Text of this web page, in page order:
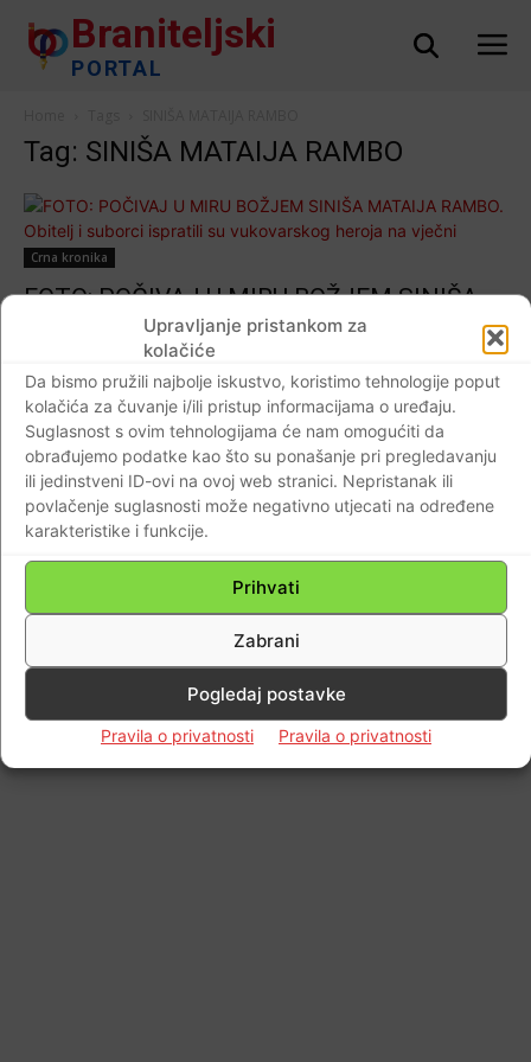
Upravljanje pristankom za
kolačiće
Da bismo pružili najbolje iskustvo, koristimo tehnologije poput
kolačića za čuvanje i/ili pristup informacijama o uređaju.
Suglasnost s ovim tehnologijama će nam omogućiti da
obrađujemo podatke kao što su ponašanje pri pregledavanju
ili jedinstveni ID-ovi na ovoj web stranici. Nepristanak ili
povlačenje suglasnosti može negativno utjecati na određene
karakteristike i funkcije.
Prihvati
Zabrani
Pogledaj postavke
Pravila o privatnosti Pravila o privatnosti
Braniteljski
PORTAL
Tag: SINIŠA MATAIJA RAMBO
Crna kronika
FOTO: POČIVAJ U MIRU BOŽJEM SINIŠA
MATAIJA RAMBO. Obitelj i suborci ispratili
su vukovarskog heroja na vječni počinak…
Braniteljski portal - 14.05.2020 0
Impressum Kontaktirajte nas Pravila o privatnosti